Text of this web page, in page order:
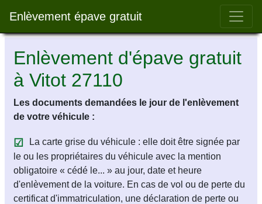
Enlèvement épave gratuit Bar
Enlèvement d'épave gratuit
à Vitot 27110
Les documents demandées le jour de l'enlèvement
de votre véhicule :
La carte grise du véhicule : elle doit être signée par
le ou les propriétaires du véhicule avec la mention
obligatoire « cédé le... » au jour, date et heure
d'enlèvement de la voiture. En cas de vol ou de perte du
certificat d'immatriculation, une déclaration de perte ou